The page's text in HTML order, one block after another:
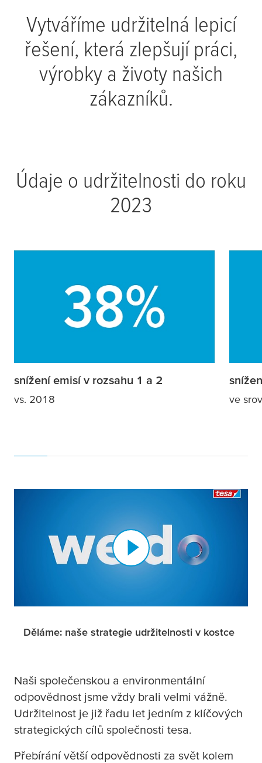
Vytváříme udržitelná lepicí
řešení, která zlepšují práci,
výrobky a životy našich
zákazníků.
Údaje o udržitelnosti do roku
2023
snížení emisí v rozsahu 1 a 2
vs. 2018 ve
Děláme: naše strategie udržitelnosti v kostce
Naši společenskou a environmentální
odpovědnost jsme vždy brali velmi vážně.
Udržitelnost je již řadu let jedním z klíčových
strategických cílů společnosti tesa.
Přebírání větší odpovědnosti za svět kolem